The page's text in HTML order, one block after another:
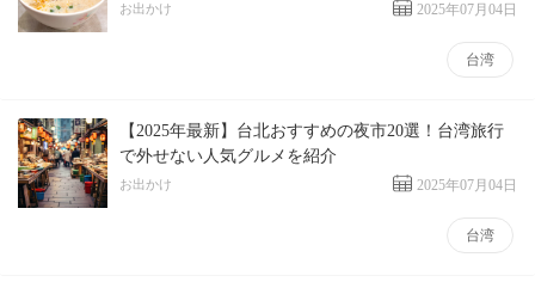
お出かけ 2025年07月04日
台湾
【2025年最新】台北おすすめの夜市20選！台湾旅行
で外せない人気グルメを紹介
お出かけ 2025年07月04日
台湾